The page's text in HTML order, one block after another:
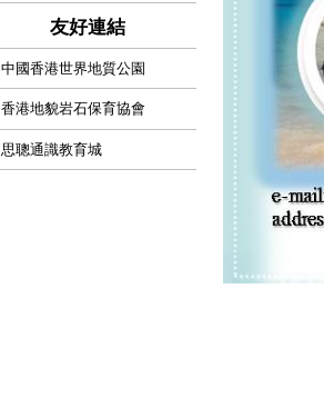
友好連結
中國香港世界地質公園
香港地貌岩石保育協會
思聰通識教育城